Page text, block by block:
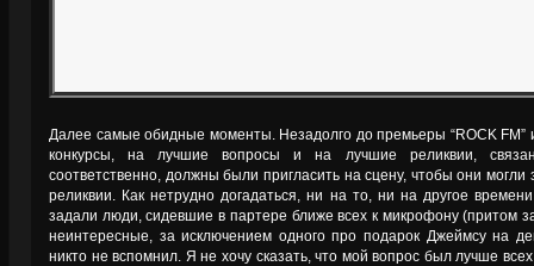
Далее самые обидные моменты. Незадолго до премьеры “ROCK FM”
конкурсы, на лучшие вопросы и на лучшие реликвии,
соответственно, должны были пригласить на сцену, чтобы они могли
реликвии. Как нетрудно догадаться, ни на то, ни на другое
задали люди, сидевшие в партере ближе всех к микрофону (притом
неинтересные, за исключением одного про подарок Джеймсу на
никто не вспомнил. Я не хочу сказать, что мой вопрос был лучше